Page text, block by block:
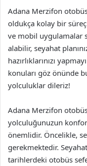
Adana Merzifon
oldukça kolay bir
ve mobil uygulamalar
alabilir, seyahat
hazırlıklarınızı
konuları göz önünde
yolculuklar dileriz!
Adana Merzifon
yolculuğunuzun
önemlidir. Öncelikle,
gerekmektedir.
tarihlerdeki otobüs